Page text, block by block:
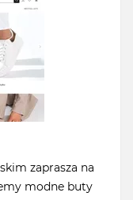
zaprasza na
modne buty